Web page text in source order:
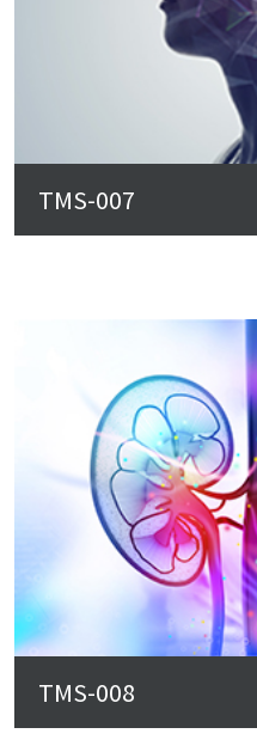
TMS-007
TMS-008